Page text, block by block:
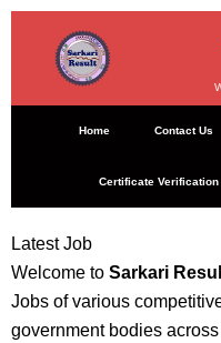
Skip
content
Home Contact Us
Certificate Verification
Latest Job
Welcome to Sarkari
Jobs of various
government bodies